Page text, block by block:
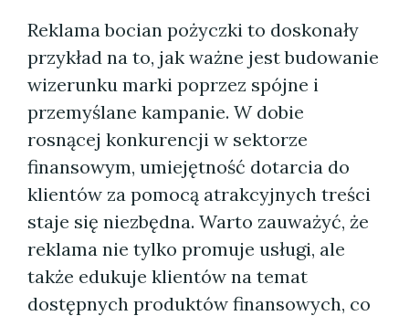
Reklama bocian pożyczki to doskonały
przykład na to, jak ważne jest budowanie
wizerunku marki poprzez spójne i
przemyślane kampanie. W dobie
rosnącej konkurencji w sektorze
finansowym, umiejętność dotarcia do
klientów za pomocą atrakcyjnych treści
staje się niezbędna. Warto zauważyć, że
reklama nie tylko promuje usługi, ale
także edukuje klientów na temat
dostępnych produktów finansowych, co